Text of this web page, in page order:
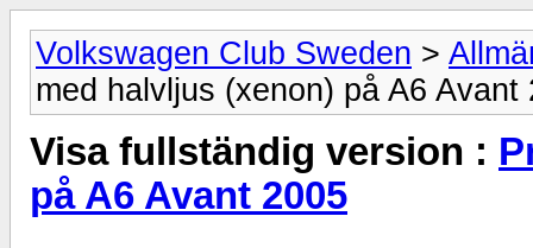
Volkswagen Club Sweden >
med halvljus (xenon) på A6 Avant
Visa fullständig version :
på A6 Avant 2005